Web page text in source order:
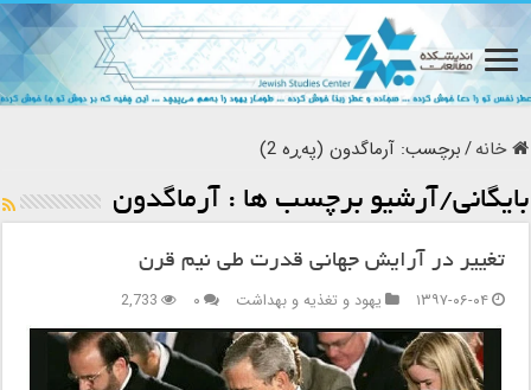
خانه/برچسب:آرماگدون (پەڕە 2)
بایگانی/آرشیو برچسب ها : آرماگدون
تغییر در آرایش جهانی قدرت طی نیم قرن
۱۳۹۷-۰۶-۰۴
یهود و تغذیه و بهداشت ۰ 2,733